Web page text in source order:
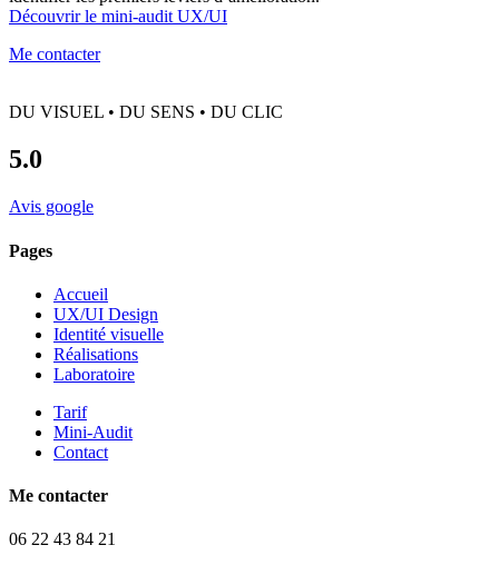
Découvrir le mini-audit UX/UI
Me contacter
DU VISUEL • DU SENS • DU CLIC
5.0
Avis google
Pages
Accueil
UX/UI Design
Identité visuelle
Réalisations
Laboratoire
Tarif
Mini-Audit
Contact
Me contacter
06 22 43 84 21